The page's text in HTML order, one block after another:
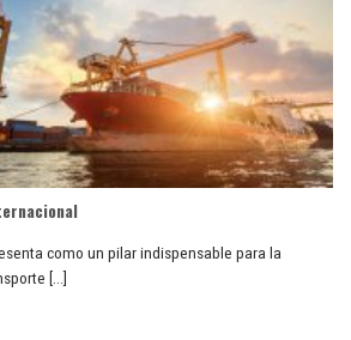
como un pilar indispensable para la
[...]